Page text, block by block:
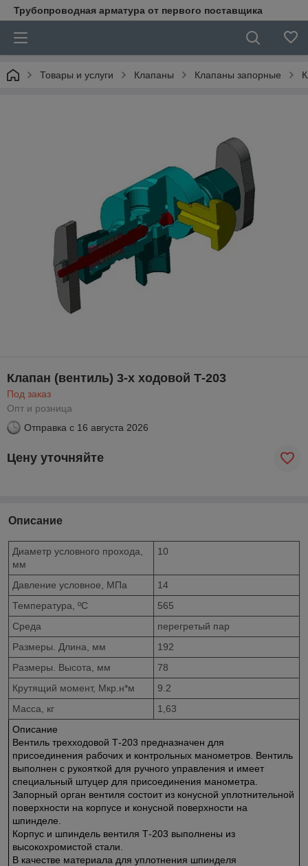
Трубопроводная арматура от первого поставщика
Товары и услуги Клапаны Клапаны запорные
Клапан (вентиль) 3-х ходовой Т-203
Под заказ
Опт и розница
Отправка с 16 августа 2026
Цену уточняйте
Описание
Диаметр условного прохода,
мм
10
Давление условное, МПа
14
Температура, ºС
565
Среда
перегретый пар
Размеры. Длина, мм
192
Размеры. Высота, мм
78
Крутящий момент, Мкр.н*м
9.2
Масса, кг
1,63
Описание
Вентиль трехходовой Т-203 предназначен для
присоединения рабочих и контрольных манометров. Вентиль
выполнен с рукояткой для ручного управления и имеет
специальный штуцер для присоединения манометра.
Запорный орган вентиля состоит из конусной уплотнительной
поверхности на корпусе и конусной поверхности на
шпинделе.
Корпус и шпиндель вентиля Т-203 выполнены из
высокохромистой стали.
В качестве материала для уплотнения шпинделя